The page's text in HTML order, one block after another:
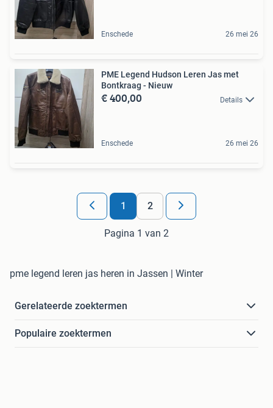
Enschede 26 mei 26
PME Legend Hudson Leren Jas met
Bontkraag - Nieuw
€ 400,00 Details
Enschede 26 mei 26
1 2
Pagina 1 van 2
pme legend leren jas heren in Jassen | Winter
Gerelateerde zoektermen
Populaire zoektermen